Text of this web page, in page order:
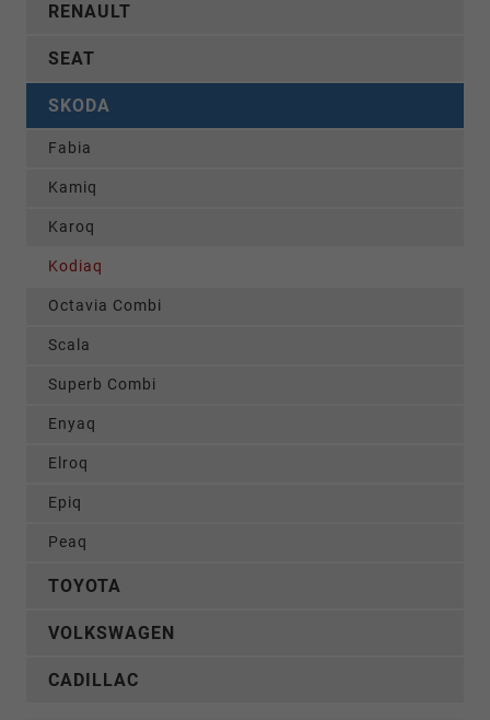
RENAULT
SEAT
SKODA
Fabia
Kamiq
Karoq
Kodiaq
Octavia Combi
Scala
Superb Combi
Enyaq
Elroq
Epiq
Peaq
TOYOTA
VOLKSWAGEN
CADILLAC